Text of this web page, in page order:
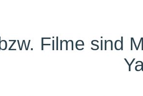
Filme sind